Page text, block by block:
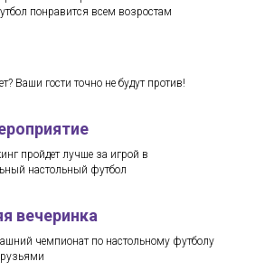
понравится всем возростам
Ваши гости точно не будут против!
пройдет лучше за игрой в
настольный футбол
вечеринка
чемпионат по настольному футболу